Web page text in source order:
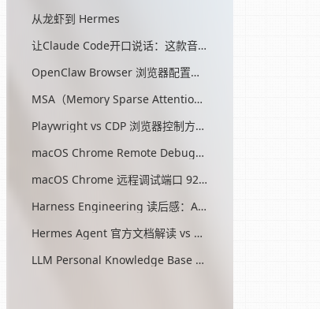
从龙虾到 Hermes
让Claude Code开口说话：这款音效插件让我把编程玩成了游戏
OpenClaw Browser 浏览器配置指南
MSA（Memory Sparse Attention）— 突破 AI 记忆瓶颈的开源方案
Playwright vs CDP 浏览器控制方式对比
macOS Chrome Remote Debugging 配置
macOS Chrome 远程调试端口 9222 启动问题与最终解决方案
Harness Engineering 读后感：AI工程的第三次范式转移
Hermes Agent 官方文档解读 vs OpenClaw
LLM Personal Knowledge Base Pattern (Karpathy)